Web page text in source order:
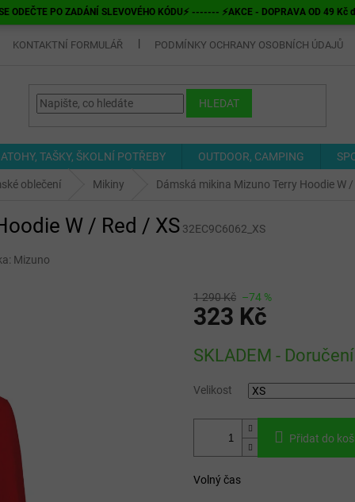
ODEČTE PO ZADÁNÍ SLEVOVÉHO KÓDU⚡ ------- ⚡AKCE - DOPRAVA OD 49
KONTAKTNÍ FORMULÁŘ PODMÍNKY OCHRANY OSOBNÍCH ÚDAJŮ
HLEDAT
TAŠKY, ŠKOLNÍ POTŘEBY OUTDOOR, CAMPING
oblečení Mikiny Dámská mikina Mizuno Terry Hoodie W /
W / Red / XS 32EC9C6062_XS
Mizuno
1 290 Kč –74 %
323 Kč
cena:
SKLADEM -
Velikost
Přidat do
Volný čas